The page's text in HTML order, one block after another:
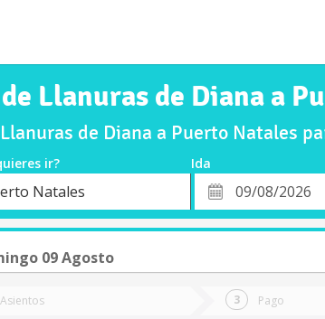
Llanuras de Diana a
de Diana a Puerto Natales
ir? Ida
Natales
Fecha
de
09 Agosto
Asientos Pago